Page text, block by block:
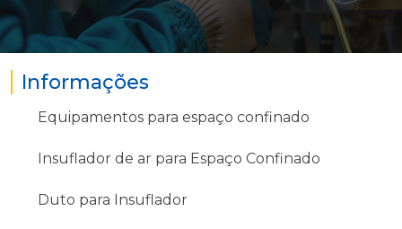
Informações
Equipamentos para espaço confinado
Insuflador de ar para Espaço Confinado
Duto para Insuflador